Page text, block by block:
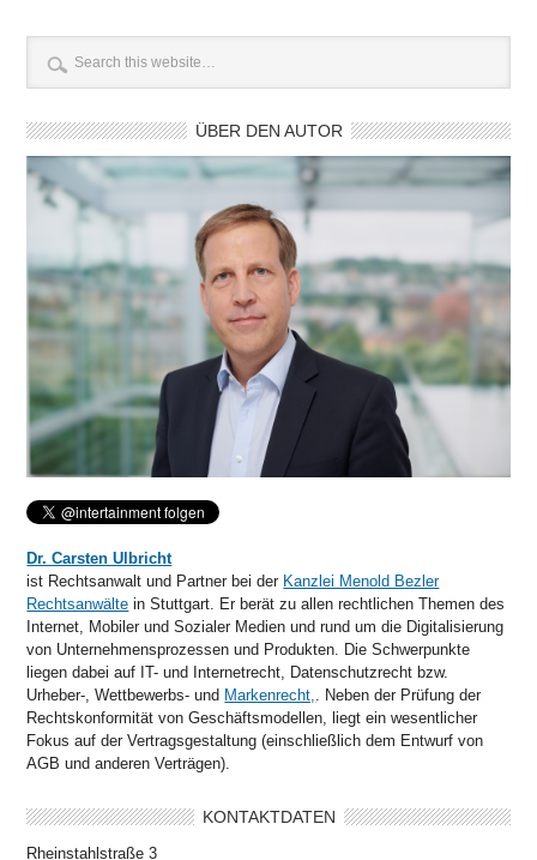
ÜBER DEN AUTOR
Dr. Carsten Ulbricht
ist Rechtsanwalt und Partner bei der Kanzlei Menold Bezler
Rechtsanwälte in Stuttgart. Er berät zu allen rechtlichen Themen des
Internet, Mobiler und Sozialer Medien und rund um die Digitalisierung
von Unternehmensprozessen und Produkten. Die Schwerpunkte
liegen dabei auf IT- und Internetrecht, Datenschutzrecht bzw.
Urheber-, Wettbewerbs- und Markenrecht,. Neben der Prüfung der
Rechtskonformität von Geschäftsmodellen, liegt ein wesentlicher
Fokus auf der Vertragsgestaltung (einschließlich dem Entwurf von
AGB und anderen Verträgen).
KONTAKTDATEN
Rheinstahlstraße 3